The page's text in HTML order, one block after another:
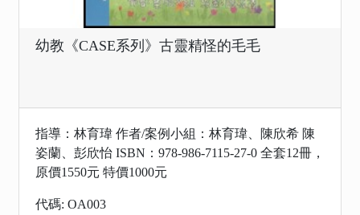
幼教《CASE系列》古靈精怪的毛毛
指導：林育瑋 作者/案例小組：林育瑋、陳欣希 陳
姿蘭、彭欣怡 ISBN：978-986-7115-27-0 全套12冊，
原價1550元 特價1000元
代碼: OA003